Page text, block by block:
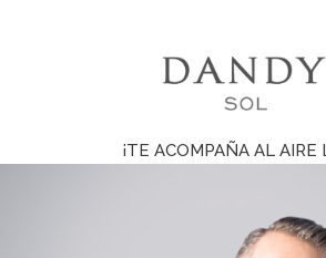
¡TE ACOMPAÑA AL AIRE